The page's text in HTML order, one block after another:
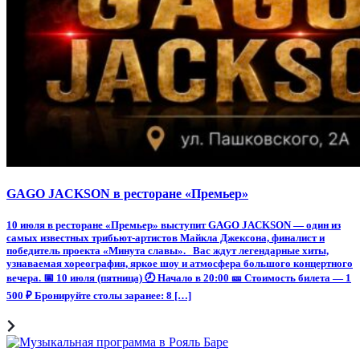
GAGO JACKSON в ресторане «Премьер»
10 июля в ресторане «Премьер» выступит GAGO JACKSON — один из
самых известных трибьют-артистов Майкла Джексона, финалист и
победитель проекта «Минута славы». Вас ждут легендарные хиты,
узнаваемая хореография, яркое шоу и атмосфера большого концертного
вечера. 📅 10 июля (пятница) 🕗 Начало в 20:00 🎫 Стоимость билета — 1
500 ₽ Бронируйте столы заранее: 8 […]